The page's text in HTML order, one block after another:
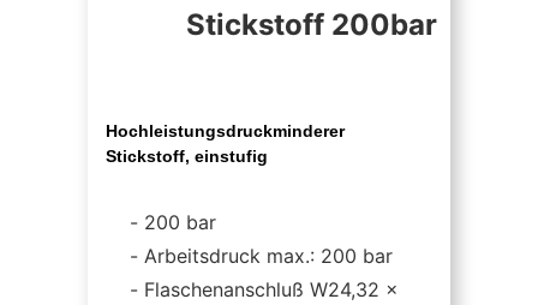
Stickstoff 200bar
Hochleistungsdruckminderer
Stickstoff, einstufig
200 bar
Arbeitsdruck max.: 200 bar
Flaschenanschluß W24,32 x